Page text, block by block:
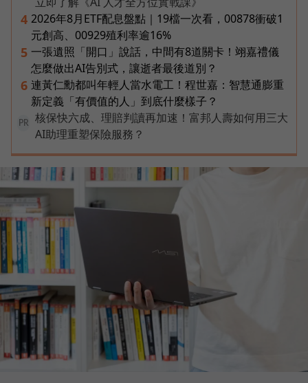
4 2026年8月ETF配息盤點｜19檔一次看，00878衝破1
元創高、00929殖利率逾16%
5 一張遺照「開口」說話，中間有8道關卡！翊嘉禮儀
怎麼做出AI告別式，讓逝者最後道別？
6 連黃仁勳都叫年輕人當水電工！程世嘉：智慧通膨重
新定義「有價值的人」到底什麼樣子？
PR
核保快六成、理賠判讀再加速！富邦人壽如何用三大
AI助理重塑保險服務？